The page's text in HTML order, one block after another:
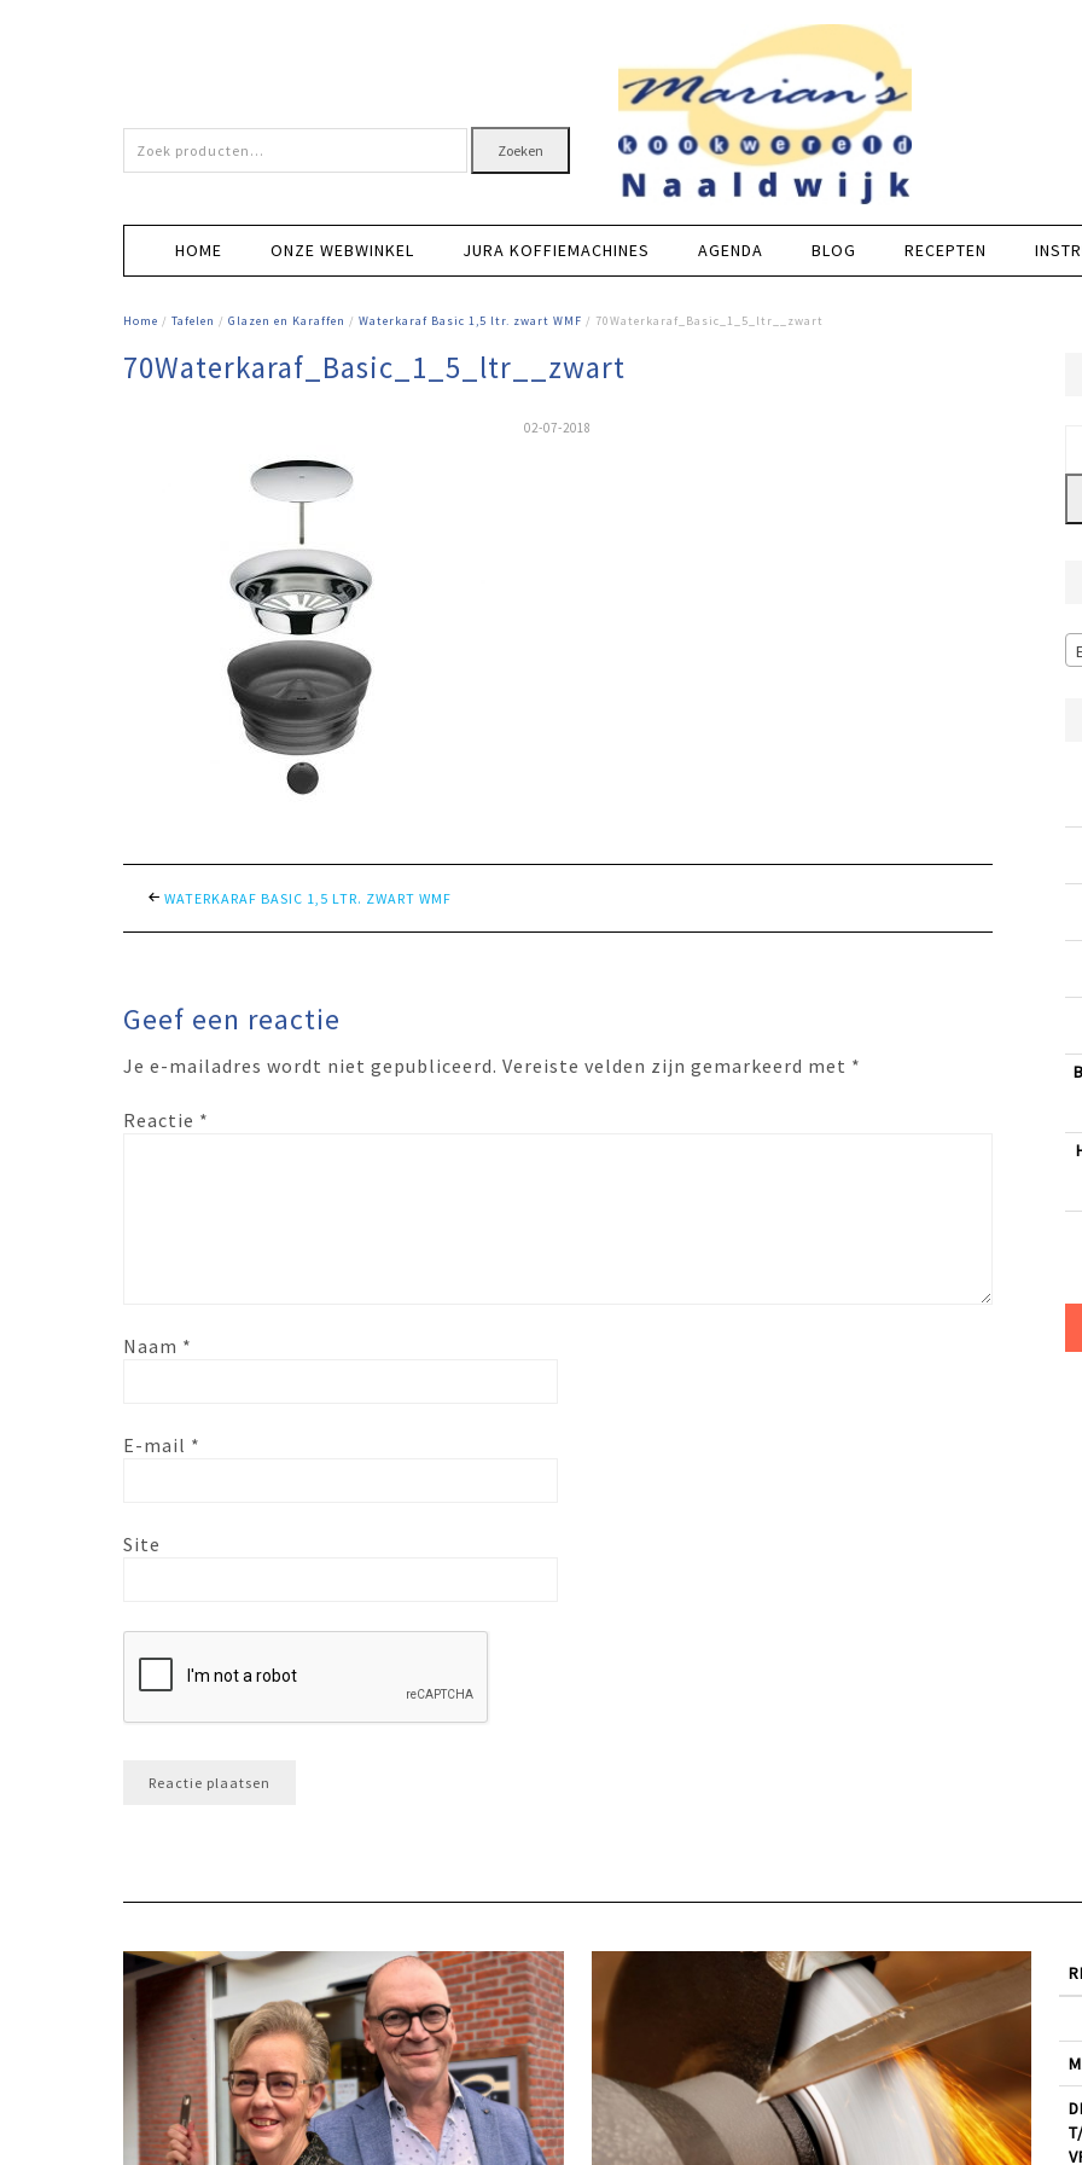
Zoeken
naar:
Zoeken
HOME ONZE WEBWINKEL JURA KOFFIEMACHINES AGENDA BLOG RECEPTEN
Home / Tafelen / Glazen en Karaffen / Waterkaraf Basic 1,5 ltr. zwart WMF / 70Waterkaraf_Basic_1_5_ltr__zwart
70Waterkaraf_Basic_1_5_ltr__zwart
02-07-2018
WATERKARAF BASIC 1,5 LTR. ZWART WMF
Geef een reactie
Je e-mailadres wordt niet gepubliceerd. Vereiste velden zijn gemarkeerd met *
Reactie *
Naam *
E-mail *
Site